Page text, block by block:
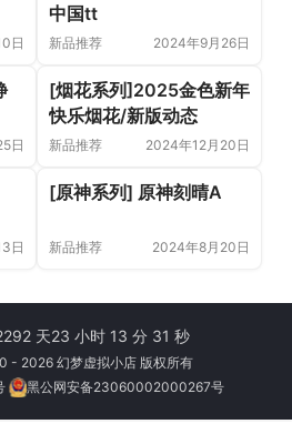
日
中国tt
新品推荐 2024年9月26日
日
[烟花系列]2025金色新年
快乐烟花/新版动态
新品推荐 2024年12月20日
日
[原神系列] 原神刻晴A
新品推荐 2024年8月20日
天23 小时 13 分 31 秒
- 2026 幻梦虚拟小店 版权所有
黑公网安备23060002000267号